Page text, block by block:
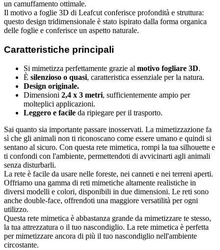
un camuffamento ottimale.
Il motivo a foglie 3D di Leafcut conferisce profondità e struttura:
questo design tridimensionale è stato ispirato dalla forma organica
delle foglie e conferisce un aspetto naturale.
Caratteristiche principali
Si mimetizza perfettamente grazie al motivo fogliare 3D.
È silenzioso o quasi, caratteristica essenziale per la natura.
Design originale.
Dimensioni 2,4 x 3 metri, sufficientemente ampio per
molteplici applicazioni.
Leggero e facile da ripiegare per il trasporto.
Sai quanto sia importante passare inosservati. La mimetizzazione fa
sì che gli animali non ti riconoscano come essere umano e quindi si
sentano al sicuro. Con questa rete mimetica, rompi la tua silhouette e
ti confondi con l'ambiente, permettendoti di avvicinarti agli animali
senza disturbarli.
La rete è facile da usare nelle foreste, nei canneti e nei terreni aperti.
Offriamo una gamma di reti mimetiche altamente realistiche in
diversi modelli e colori, disponibili in due dimensioni. Le reti sono
anche double-face, offrendoti una maggiore versatilità per ogni
utilizzo.
Questa rete mimetica è abbastanza grande da mimetizzare te stesso,
la tua attrezzatura o il tuo nascondiglio. La rete mimetica è perfetta
per mimetizzare ancora di più il tuo nascondiglio nell'ambiente
circostante.